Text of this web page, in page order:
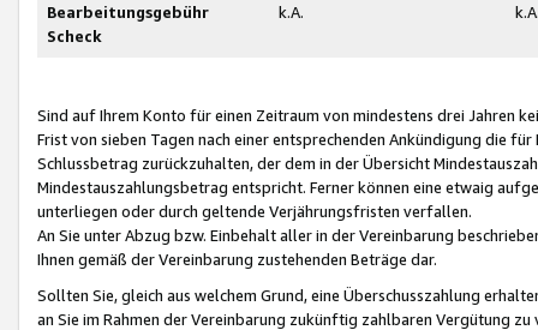
Bearbeitungsgebühr
Scheck
k.A.
Sind auf Ihrem Konto für einen Zeitraum von mindestens drei Jahren
Frist von sieben Tagen nach einer entsprechenden Ankündigung die
Schlussbetrag zurückzuhalten, der dem in der Übersicht
Mindestauszahlungsbetrag entspricht. Ferner können eine etwaig
unterliegen oder durch geltende Verjährungsfristen verfallen.
An Sie unter Abzug bzw. Einbehalt aller in der Vereinbarung
Ihnen gemäß der Vereinbarung zustehenden Beträge dar.
Sollten Sie, gleich aus welchem Grund, eine Überschusszahlung
an Sie im Rahmen der Vereinbarung zukünftig zahlbaren Vergütung zu